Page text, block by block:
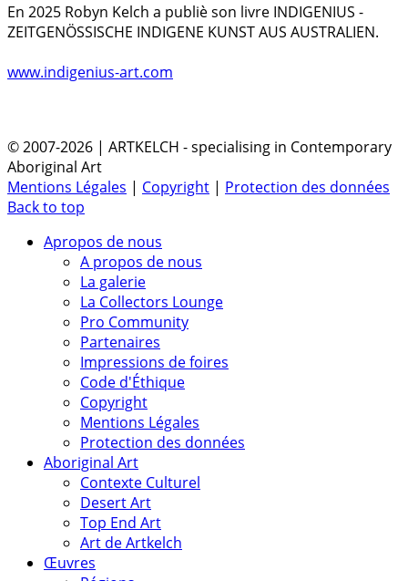
En 2025 Robyn Kelch a publiè son livre INDIGENIUS -
ZEITGENÖSSISCHE INDIGENE KUNST AUS AUSTRALIEN.
www.indigenius-art.com
© 2007-2026 | ARTKELCH - specialising in Contemporary
Aboriginal Art
Mentions Légales | Copyright | Protection des données
Back to top
Apropos de nous
A propos de nous
La galerie
La Collectors Lounge
Pro Community
Partenaires
Impressions de foires
Code d'Éthique
Copyright
Mentions Légales
Protection des données
Aboriginal Art
Contexte Culturel
Desert Art
Top End Art
Art de Artkelch
Œuvres